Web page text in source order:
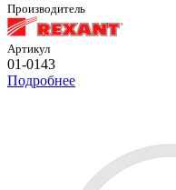
Производитель
Артикул
01-0143
Подробнее